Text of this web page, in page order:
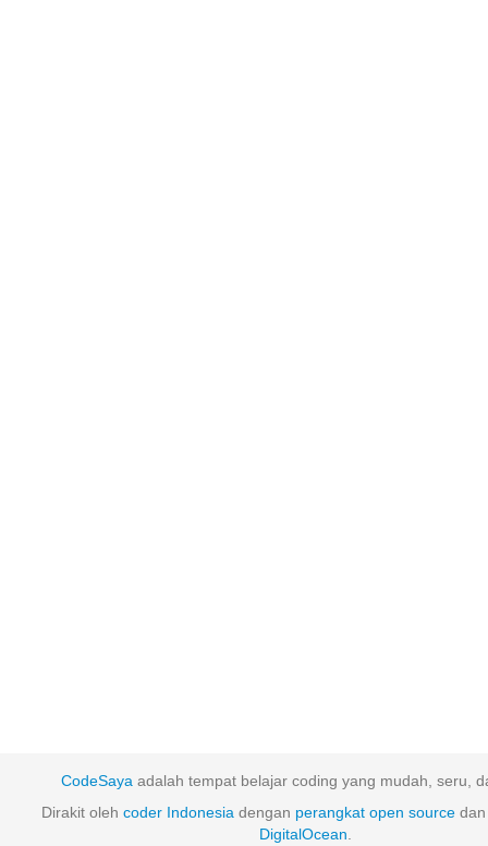
CodeSaya adalah tempat belajar coding yang mudah, seru,
Dirakit oleh coder Indonesia dengan perangkat open source
DigitalOcean